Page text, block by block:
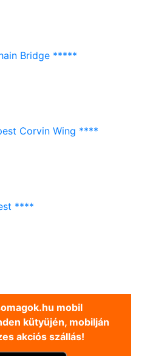
Bridge *****
Corvin Wing ****
****
mobil
kütyüjén, mobilján
akciós szállás!